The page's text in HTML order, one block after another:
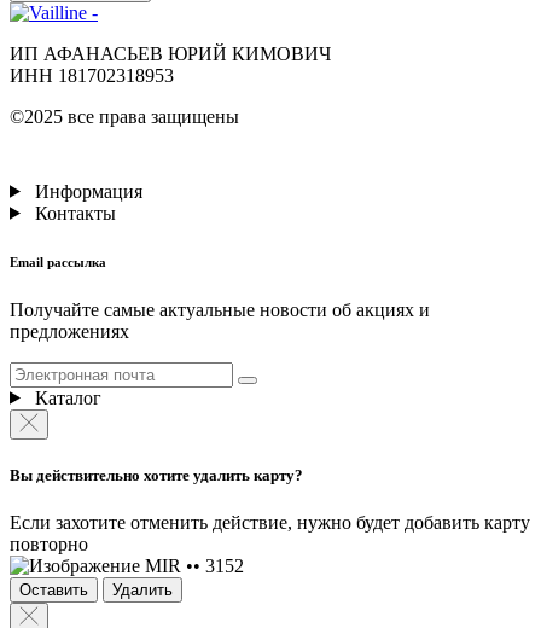
ИП АФАНАСЬЕВ ЮРИЙ КИМОВИЧ
ИНН 181702318953
©2025 все права защищены
Информация
Контакты
Email рассылка
Получайте самые актуальные новости об акциях и
предложениях
Каталог
Вы действительно хотите удалить карту?
Если захотите отменить действие, нужно будет добавить карту
повторно
MIR •• 3152
Оставить Удалить